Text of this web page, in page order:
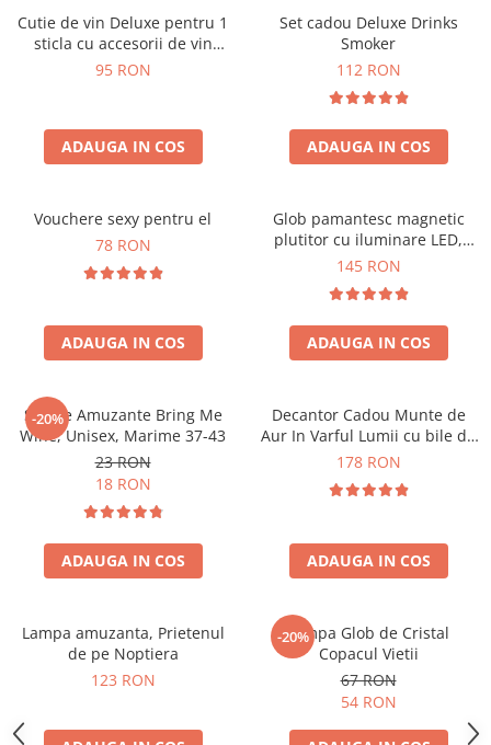
Cutie de vin Deluxe pentru 1
sticla cu accesorii de vin
incluse interior oranj
95 RON
ADAUGA IN COS
Set cadou Deluxe Drinks
Smoker
112 RON
ADAUGA IN COS
Vouchere sexy pentru el
78 RON
ADAUGA IN COS
Glob pamantesc magnetic
plutitor cu iluminare LED,
Forma C
145 RON
ADAUGA IN COS
-20%
Sosete Amuzante Bring Me
Wine, Unisex, Marime 37-43
23 RON
18 RON
ADAUGA IN COS
Decantor Cadou Munte de
Aur In Varful Lumii cu bile de
curatare
178 RON
ADAUGA IN COS
Lampa amuzanta, Prietenul
de pe Noptiera
123 RON
-20%
Lampa Glob de Cristal
Copacul Vietii
67 RON
54 RON